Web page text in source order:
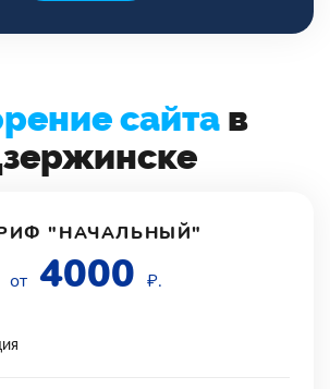
сайта в
"НАЧАЛЬНЫЙ"
от 4000 ₽.